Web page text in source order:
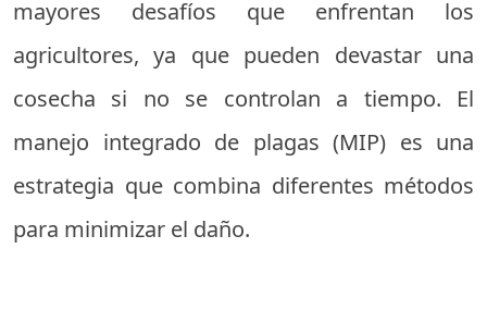
mayores desafíos que enfrentan los
agricultores, ya que pueden devastar una
cosecha si no se controlan a tiempo. El
manejo integrado de plagas (MIP) es una
estrategia que combina diferentes métodos
para minimizar el daño.